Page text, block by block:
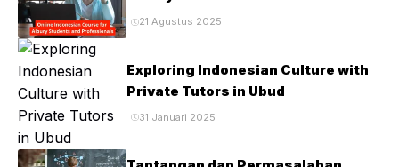
21 Agustus 2025
Exploring Indonesian Culture with
Private Tutors in Ubud
31 Januari 2025